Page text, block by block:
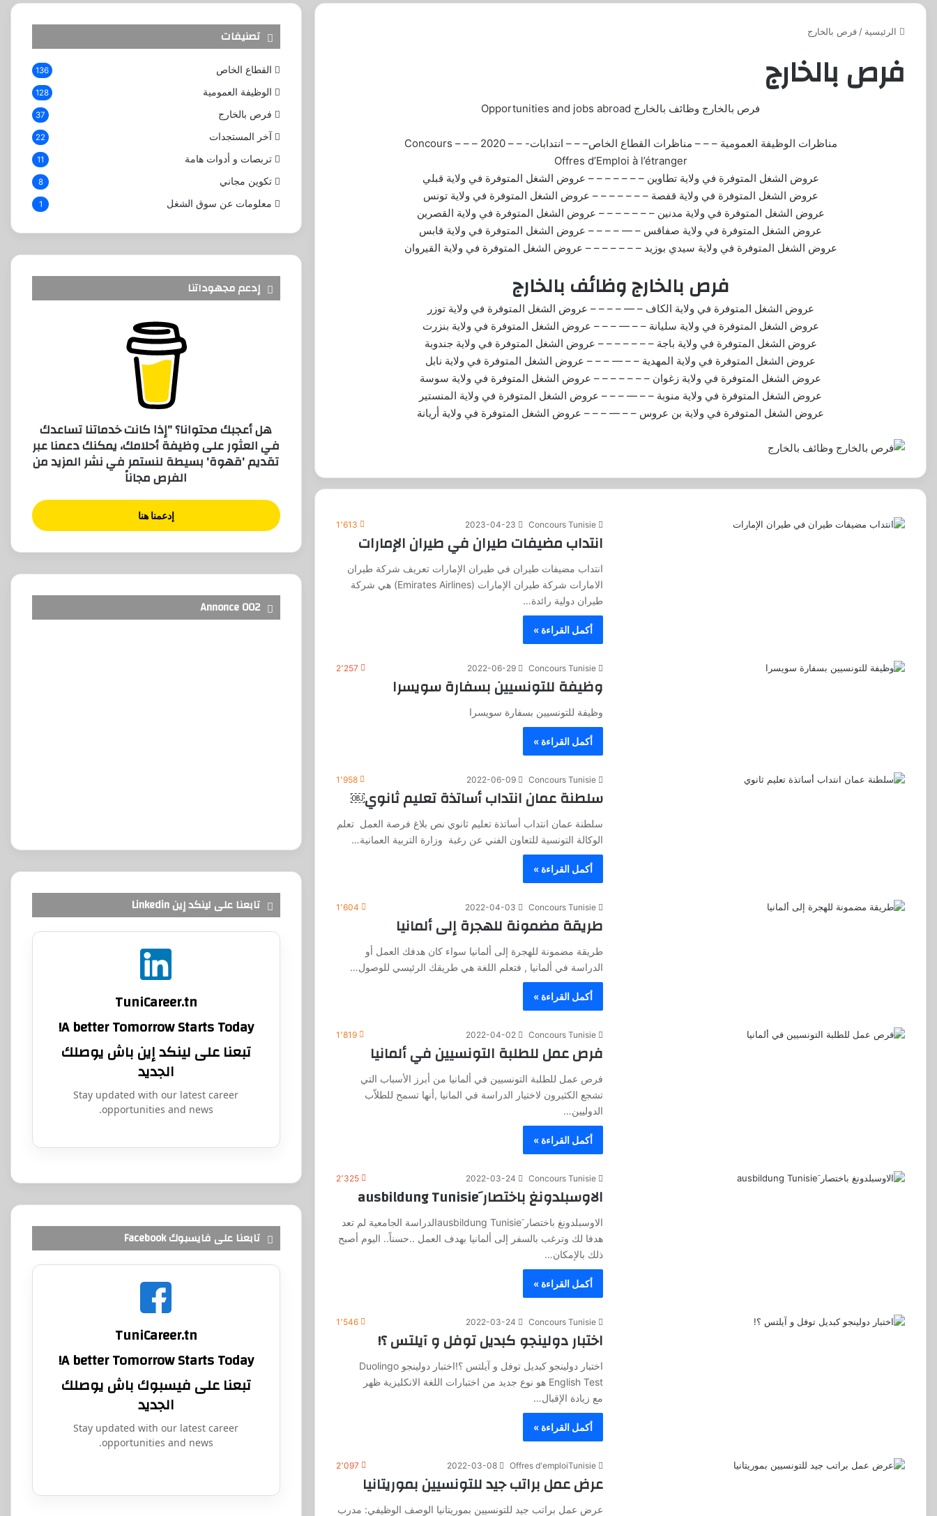
الرئيسية / فرص بالخارج
فرص بالخارج
فرص بالخارج وظائف بالخارج Opportunities and jobs abroad
مناظرات الوظيفة العمومية – – – مناظرات القطاع الخاص– – – انتدابات- – – 2020 – – – Concours
Offres d’Emploi à l’étranger
عروض الشغل المتوفرة في ولاية تطاوين – – – – – – – عروض الشغل المتوفرة في ولاية قبلي
عروض الشغل المتوفرة في ولاية قفصة – – – – – – – عروض الشغل المتوفرة في ولاية تونس
عروض الشغل المتوفرة في ولاية مدنين – – – – – – – عروض الشغل المتوفرة في ولاية القصرين
عروض الشغل المتوفرة في ولاية صفاقس – — – – – – عروض الشغل المتوفرة في ولاية قابس
عروض الشغل المتوفرة في ولاية سيدي بوزيد – – – – – – – عروض الشغل المتوفرة في ولاية القيروان
فرص بالخارج وظائف بالخارج
عروض الشغل المتوفرة في ولاية الكاف – — – – – – عروض الشغل المتوفرة في ولاية توزر
عروض الشغل المتوفرة في ولاية سليانة – – — – – – عروض الشغل المتوفرة في ولاية بنزرت
عروض الشغل المتوفرة في ولاية باجة – – – – – – – عروض الشغل المتوفرة في ولاية جندوبة
عروض الشغل المتوفرة في ولاية المهدية – – — – – – عروض الشغل المتوفرة في ولاية نابل
عروض الشغل المتوفرة في ولاية زغوان – – – – – – – عروض الشغل المتوفرة في ولاية سوسة
عروض الشغل المتوفرة في ولاية منوبة – – — – – – عروض الشغل المتوفرة في ولاية المنستير
عروض الشغل المتوفرة في ولاية بن عروس – – — – – – عروض الشغل المتوفرة في ولاية أريانة
Concours Tunisie
2023-04-23 1٬613
انتداب مضيفات طيران في طيران الإمارات
انتداب مضيفات طيران في طيران الإمارات تعريف شركة طيران
الامارات شركة طيران الإمارات (Emirates Airlines) هي شركة
طيران دولية رائدة…
أكمل القراءة »
Concours Tunisie
2022-06-29 2٬257
وظيفة للتونسيين بسفارة سويسرا
وظيفة للتونسيين بسفارة سويسرا
أكمل القراءة »
Concours Tunisie
2022-06-09 1٬958
سلطنة عمان انتداب أساتذة تعليم ثانوي￼
سلطنة عمان انتداب أساتذة تعليم ثانوي نص بلاغ فرصة العمل تعلم
الوكالة التونسية للتعاون الفني عن رغبة وزارة التربية العمانية…
أكمل القراءة »
Concours Tunisie
2022-04-03 1٬604
طريقة مضمونة للهجرة إلى ألمانيا
طريقة مضمونة للهجرة إلى ألمانيا سواء كان هدفك العمل أو
الدراسة في ألمانيا , فتعلم اللغة هي طريقك الرئيسي للوصول…
أكمل القراءة »
Concours Tunisie
2022-04-02 1٬819
فرص عمل للطلبة التونسيين في ألمانيا
فرص عمل للطلبة التونسيين في ألمانيا من أبرز الأسباب التي
تشجع الكثيرون لاختيار الدراسة في المانيا ,أنها تسمح للطلاّب
الدوليين…
أكمل القراءة »
Concours Tunisie
2022-03-24 2٬325
الاوسبلدونغ باختصار َausbildung Tunisie
الاوسبلدونغ باختصار َausbildung Tunisieالدراسة الجامعية لم تعد
هدفا لك وترغب بالسفر إلى ألمانيا بهدف العمل ..حسناً.. اليوم أصبح
ذلك بالإمكان…
أكمل القراءة »
Concours Tunisie
2022-03-24 1٬546
اختبار دولينجو كبديل توفل و آيلتس ؟!
اختبار دولينجو كبديل توفل و آيلتس ؟!اختبار دولينجو Duolingo
English Test هو نوع جديد من اختبارات اللغة الانكليزية ظهر
مع زيادة الإقبال…
أكمل القراءة »
Offres d'emploiTunisie
2022-03-08 2٬097
عرض عمل براتب جيد للتونسيين بموريتانيا
عرض عمل براتب جيد للتونسيين بموريتانيا الوصف الوظيفي: مدرب
تصنيفات
القطاع الخاص 136
الوظيفة العمومية 128
فرص بالخارج 37
آخر المستجدات 22
تربصات و أدوات هامة 11
تكوين مجاني 8
معلومات عن سوق الشغل 1
إدعم مجهوداتنا
هل أعجبك محتوانا؟ "إذا كانت خدماتنا تساعدك
في العثور على وظيفة أحلامك، يمكنك دعمنا عبر
تقديم 'قهوة' بسيطة لنستمر في نشر المزيد من
الفرص مجاناً
إدعمنا هنا
Annonce 002
تابعنا على لينكد إين Linkedin
TuniCareer.tn
A better Tomorrow Starts Today!
تبعنا على لينكد إين باش يوصلك
الجديد
Stay updated with our latest career
opportunities and news.
تابعنا على فايسبوك Facebook
TuniCareer.tn
A better Tomorrow Starts Today!
تبعنا على فيسبوك باش يوصلك
الجديد
Stay updated with our latest career
opportunities and news.